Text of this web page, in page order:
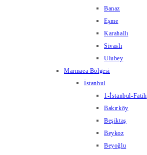
Banaz
Eşme
Karahallı
Sivaslı
Ulubey
Marmaea Bölgesi
İstanbul
1-İstanbul-Fatih
Bakırköy
Beşiktaş
Beykoz
Beyoğlu